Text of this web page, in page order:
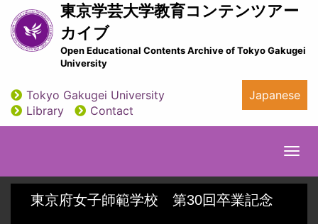
Skip
to
main
content
東京学芸大学教育コンテンツアー
カイブ
Open Educational Contents Archive of Tokyo Gakugei
University
utility
Tokyo Gakugei University
Library
Contact
Japanese